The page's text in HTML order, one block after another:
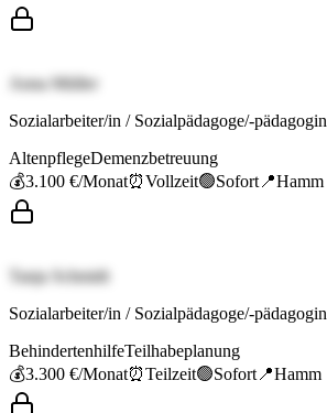
Anna Müller
Sozialarbeiter/in / Sozialpädagoge/-pädagogin
AltenpflegeDemenzbetreuung
💰3.100 €/Monat⏰Vollzeit🟢Sofort 📍Hamm
Tanja Schmidt
Sozialarbeiter/in / Sozialpädagoge/-pädagogin
BehindertenhilfeTeilhabeplanung
💰3.300 €/Monat⏰Teilzeit🟢Sofort 📍Hamm